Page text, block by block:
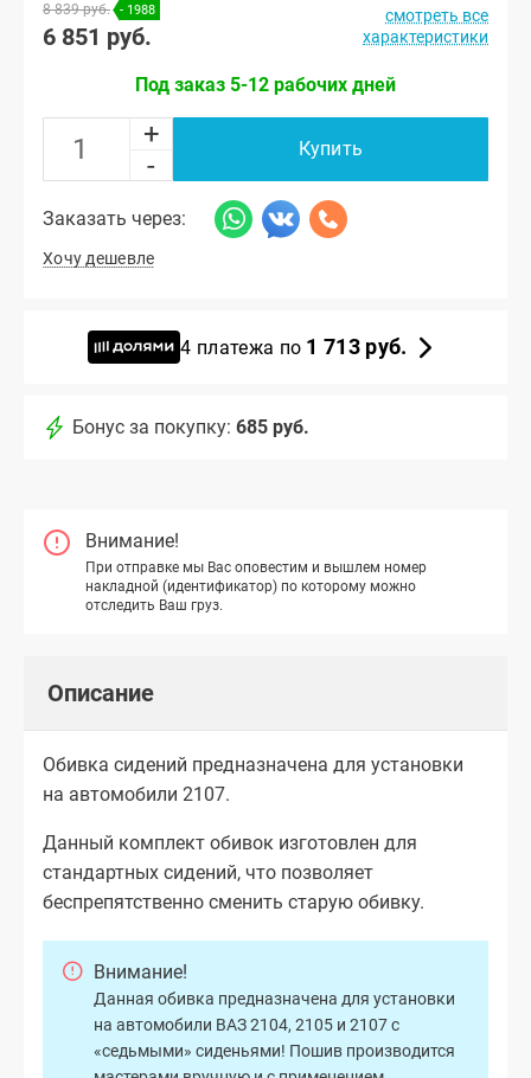
8 839 руб. - 1988
6 851 руб.
смотреть все
характеристики
Под заказ 5-12 рабочих дней
+
-
Купить
Заказать через:
Хочу дешевле
4 платежа по 1 713 руб.
Бонус за покупку: 685 руб.
Внимание!
При отправке мы Вас оповестим и вышлем номер
накладной (идентификатор) по которому можно
отследить Ваш груз.
Описание
Обивка сидений предназначена для установки
на автомобили 2107.
Данный комплект обивок изготовлен для
стандартных сидений, что позволяет
беспрепятственно сменить старую обивку.
Внимание!
Данная обивка предназначена для установки
на автомобили ВАЗ 2104, 2105 и 2107 с
«седьмыми» сиденьями! Пошив производится